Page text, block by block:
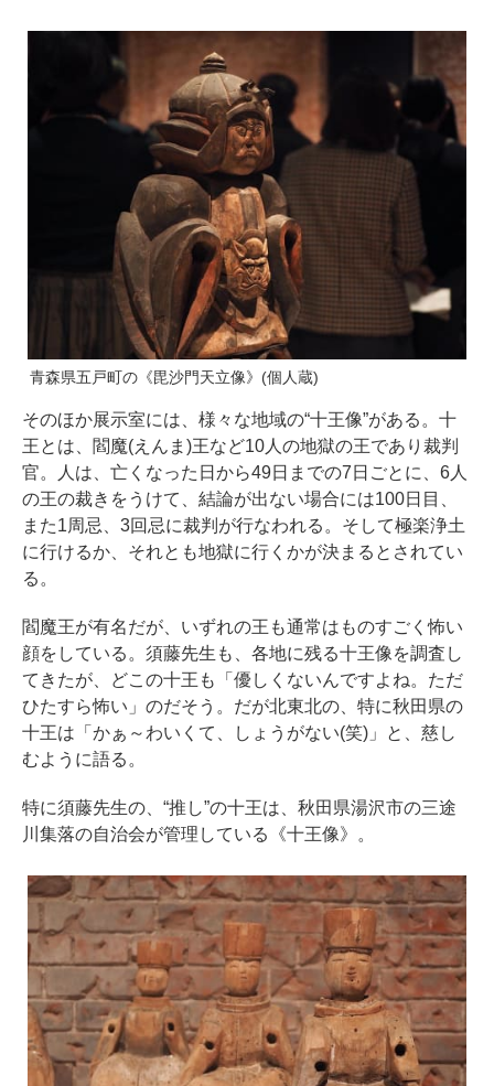
青森県五戸町の《毘沙門天立像》(個人蔵)
そのほか展示室には、様々な地域の“十王像”がある。十
王とは、閻魔(えんま)王など10人の地獄の王であり裁判
官。人は、亡くなった日から49日までの7日ごとに、6人
の王の裁きをうけて、結論が出ない場合には100日目、
また1周忌、3回忌に裁判が行なわれる。そして極楽浄土
に行けるか、それとも地獄に行くかが決まるとされてい
る。
閻魔王が有名だが、いずれの王も通常はものすごく怖い
顔をしている。須藤先生も、各地に残る十王像を調査し
てきたが、どこの十王も「優しくないんですよね。ただ
ひたすら怖い」のだそう。だが北東北の、特に秋田県の
十王は「かぁ～わいくて、しょうがない(笑)」と、慈し
むように語る。
特に須藤先生の、“推し”の十王は、秋田県湯沢市の三途
川集落の自治会が管理している《十王像》。